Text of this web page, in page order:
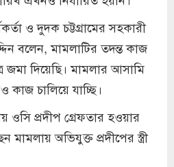
ও দুদক চট্টগ্রামের সহকারী
বলেন, মামলাটির তদন্ত কাজ
দিয়েছি। মামলার আসামি
কাজ চালিয়ে যাচ্ছি।
ওসি প্রদীপ গ্রেফতার হওয়ার
অভিযুক্ত প্রদীপের স্ত্রী